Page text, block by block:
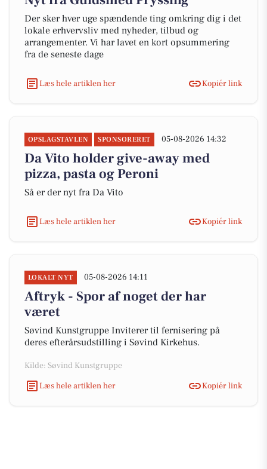
Der sker hver uge spændende ting omkring dig i det
lokale erhvervsliv med nyheder, tilbud og
arrangementer. Vi har lavet en kort opsummering
fra de seneste dage
Læs hele artiklen her Kopiér link
OPSLAGSTAVLEN SPONSORERET 05-08-2026 14:32
Da Vito holder give-away med
pizza, pasta og Peroni
Så er der nyt fra Da Vito
Læs hele artiklen her Kopiér link
LOKALT NYT 05-08-2026 14:11
Aftryk - Spor af noget der har
været
Søvind Kunstgruppe Inviterer til fernisering på
deres efterårsudstilling i Søvind Kirkehus.
Kilde: Søvind Kunstgruppe
Læs hele artiklen her
Kopiér link